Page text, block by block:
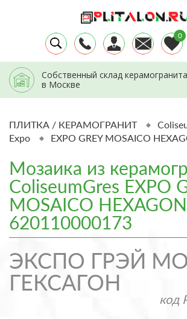
0
Собственный склад керамогранита
в Москве
ПЛИТКА / КЕРАМОГРАНИТ
Expo
EXPO GREY MOSAICO
Мозаика из
ColiseumGres EXPO
MOSAICO HEXAGON
620110000173
ЭКСПО ГРЭЙ
ГЕКСАГОН
код